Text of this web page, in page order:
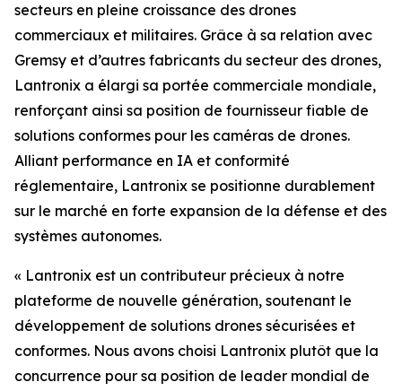
secteurs en pleine croissance des drones
commerciaux et militaires. Grâce à sa relation avec
Gremsy et d’autres fabricants du secteur des drones,
Lantronix a élargi sa portée commerciale mondiale,
renforçant ainsi sa position de fournisseur fiable de
solutions conformes pour les caméras de drones.
Alliant performance en IA et conformité
réglementaire, Lantronix se positionne durablement
sur le marché en forte expansion de la défense et des
systèmes autonomes.
« Lantronix est un contributeur précieux à notre
plateforme de nouvelle génération, soutenant le
développement de solutions drones sécurisées et
conformes. Nous avons choisi Lantronix plutôt que la
concurrence pour sa position de leader mondial de